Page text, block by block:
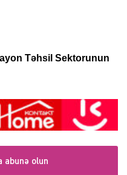
Təhsil Sektorunun
abunə olun